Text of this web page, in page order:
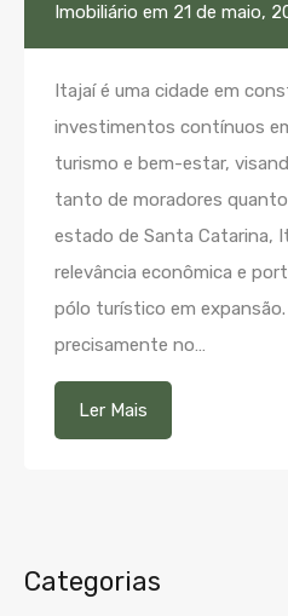
Imobiliário em 21 de maio,
Itajaí é uma cidade em
investimentos contínuos
turismo e bem-estar,
tanto de moradores
estado de Santa Catarina,
relevância econômica e
pólo turístico em
precisamente no…
Ler Mais
Categorias